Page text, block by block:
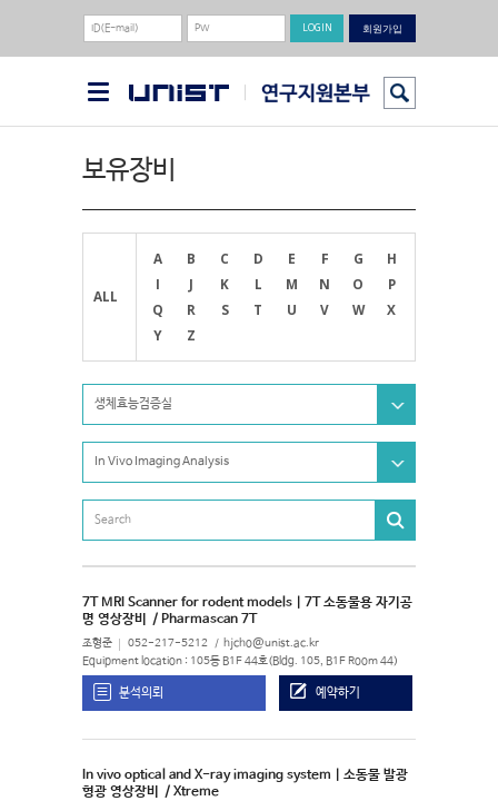
회원가입
보유장비
ALL
A B C D E F G
H
I
J K L M N O
P
Q
R S T U V W
X
Y
Z
생체효능검증실
In Vivo Imaging Analysis
7T MRI Scanner for rodent models | 7T 소동물용 자기공
명 영상장비
/ Pharmascan 7T
조형준 052-217-5212 hjcho@unist.ac.kr
Equipment location : 105동 B1F 44호(Bldg. 105, B1F Room 44)
분석의뢰 예약하기
In vivo optical and X-ray imaging system | 소동물 발광
형광 영상장비
/ Xtreme